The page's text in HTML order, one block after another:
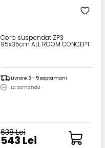
Corp suspendat ZP3
95x35cm ALL ROOM CONCEPT
Livrare 3 - 5 saptamani
La comanda
638 Lei
543 Lei